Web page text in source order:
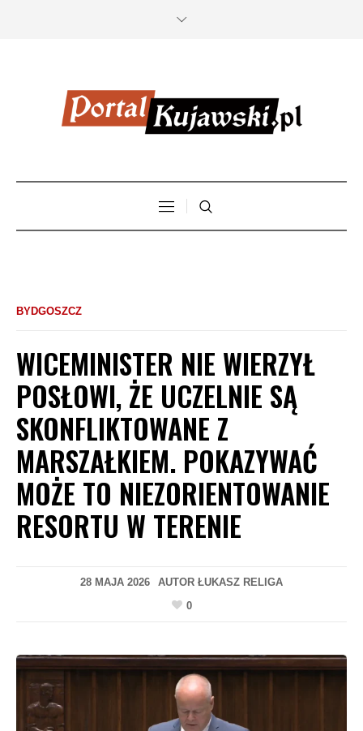
BYDGOSZCZ
WICEMINISTER NIE WIERZYŁ
POSŁOWI, ŻE UCZELNIE SĄ
SKONFLIKTOWANE Z
MARSZAŁKIEM. POKAZYWAĆ
MOŻE TO NIEZORIENTOWANIE
RESORTU W TERENIE
28 MAJA 2026 AUTOR ŁUKASZ RELIGA
0